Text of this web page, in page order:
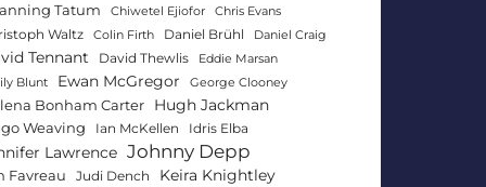
Tatum Chiwetel Ejiofor Chris Evans
Waltz Colin Firth Daniel Brühl Daniel Craig
Tennant David Thewlis
Eddie Marsan
Blunt
Ewan McGregor George Clooney
Bonham Carter Hugh Jackman
Weaving Ian McKellen Idris Elba
Lawrence Johnny Depp
Favreau Judi Dench
Keira Knightley